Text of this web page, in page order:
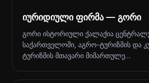
იურიდიული ფირმა — გორი
გორი ისტორიული ქალაქია
საქართველოში, აგრო-ტურიზმის და
ტურიზმის მთავარი მიმართულე…